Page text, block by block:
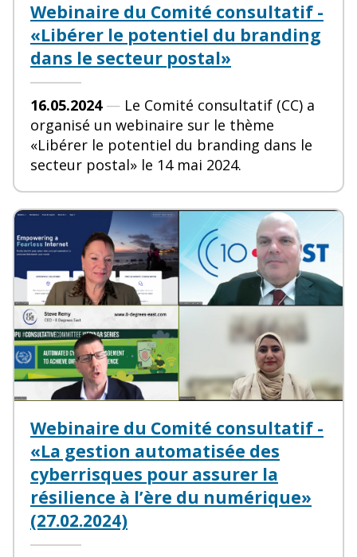
Webinaire du Comité consultatif -
«Libérer le potentiel du branding
dans le secteur postal»
16.05.2024— Le Comité consultatif (CC) a
organisé un webinaire sur le thème
«Libérer le potentiel du branding dans le
secteur postal» le 14 mai 2024.
Webinaire du Comité consultatif -
«La gestion automatisée des
cyberrisques pour assurer la
résilience à l’ère du numérique»
(27.02.2024)